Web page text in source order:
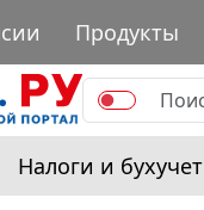
Продукты
Налоги и бухучет